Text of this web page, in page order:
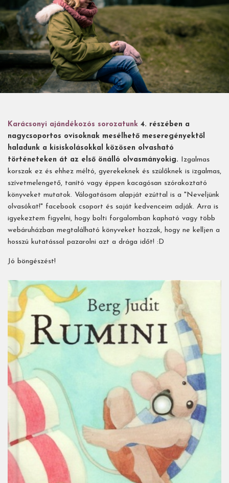
Karácsonyi ajándékozós sorozatunk 4. részében a
nagycsoportos ovisoknak mesélhető meseregényektől
haladunk a kisiskolásokkal közösen olvasható
történeteken át az első önálló olvasmányokig. Izgalmas
korszak ez és ehhez méltó, gyerekeknek és szülőknek is izgalmas,
szívetmelengető, tanító vagy éppen kacagósan szórakoztató
könyveket mutatok. Válogatásom alapját ezúttal is a "Neveljünk
olvasókat!" facebook csoport és saját kedvenceim adják. Arra is
igyekeztem figyelni, hogy bolti forgalomban kapható vagy több
webáruházban megtalálható könyveket hozzak, hogy ne kelljen a
hosszú kutatással pazarolni azt a drága időt! :D
Jó böngészést!